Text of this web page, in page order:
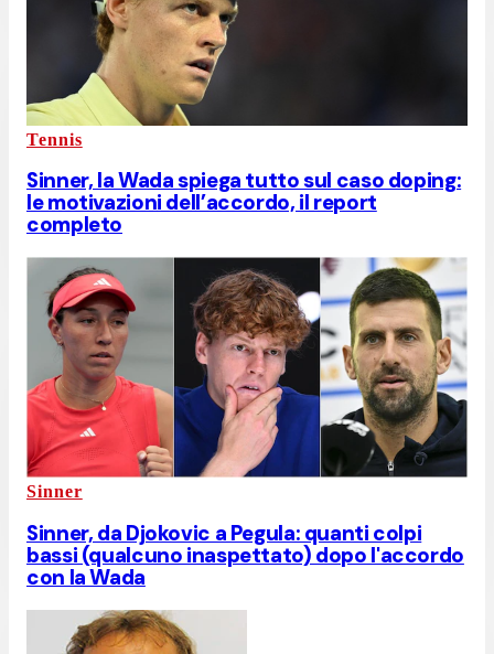
Tennis
Sinner, la Wada spiega tutto sul caso doping:
le motivazioni dell’accordo, il report
completo
Sinner
Sinner, da Djokovic a Pegula: quanti colpi
bassi (qualcuno inaspettato) dopo l'accordo
con la Wada